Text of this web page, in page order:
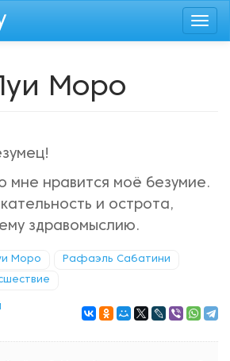
Моро
нравится моё безумие.
и острота,
здравомыслию.
Моро Рафаэль Сабатини